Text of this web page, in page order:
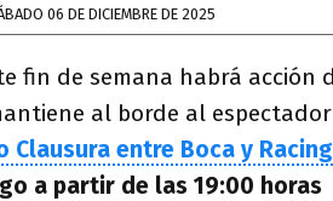
06 DE DICIEMBRE DE 2025
fin de semana habrá acción
al borde al
Clausura entre Boca y Racing
a partir de las 19:00 horas